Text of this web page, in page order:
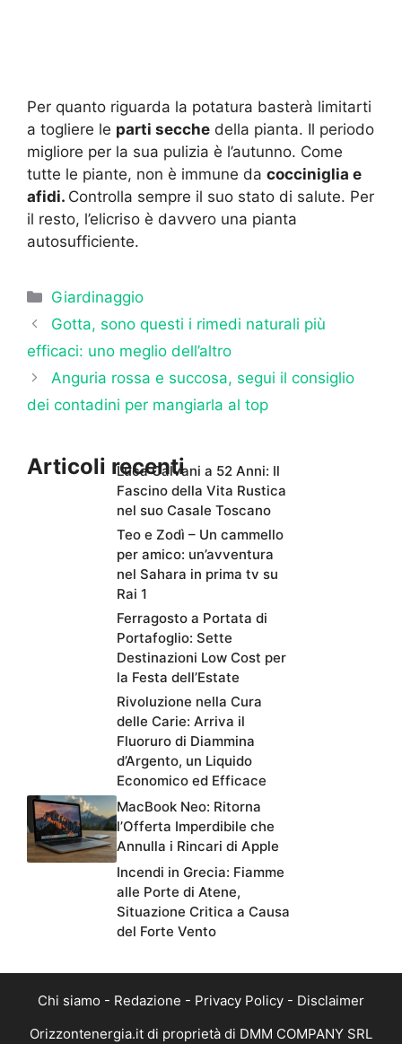
Per quanto riguarda la potatura basterà limitarti
a togliere le parti secche della pianta. Il periodo
migliore per la sua pulizia è l’autunno. Come
tutte le piante, non è immune da cocciniglia e
afidi. Controlla sempre il suo stato di salute. Per
il resto, l’elicriso è davvero una pianta
autosufficiente.
Categorie
Giardinaggio
Gotta, sono questi i rimedi naturali più
efficaci: uno meglio dell’altro
Anguria rossa e succosa, segui il consiglio
dei contadini per mangiarla al top
Articoli recentiLuca Calvani a 52 Anni: Il
Fascino della Vita Rustica
nel suo Casale Toscano
Teo e Zodì – Un cammello
per amico: un’avventura
nel Sahara in prima tv su
Rai 1
Ferragosto a Portata di
Portafoglio: Sette
Destinazioni Low Cost per
la Festa dell’Estate
Rivoluzione nella Cura
delle Carie: Arriva il
Fluoruro di Diammina
d’Argento, un Liquido
Economico ed Efficace
MacBook Neo: Ritorna
l’Offerta Imperdibile che
Annulla i Rincari di Apple
Incendi in Grecia: Fiamme
alle Porte di Atene,
Situazione Critica a Causa
del Forte Vento
Chi siamo - Redazione - Privacy Policy - Disclaimer
Orizzontenergia.it di proprietà di DMM COMPANY SRL